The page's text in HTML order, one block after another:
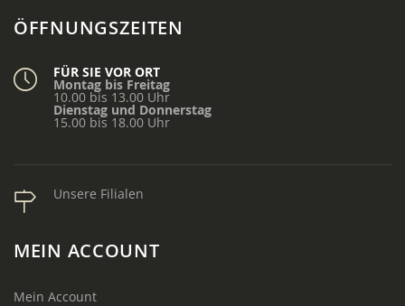
ÖFFNUNGSZEITEN
FÜR SIE VOR ORT
Montag bis Freitag
10.00 bis 13.00 Uhr
Dienstag und Donnerstag
15.00 bis 18.00 Uhr
Unsere Filialen
MEIN ACCOUNT
Mein Account